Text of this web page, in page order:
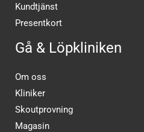
Kundtjänst
Presentkort
Gå & Löpkliniken
Om oss
Kliniker
Skoutprovning
Magasin